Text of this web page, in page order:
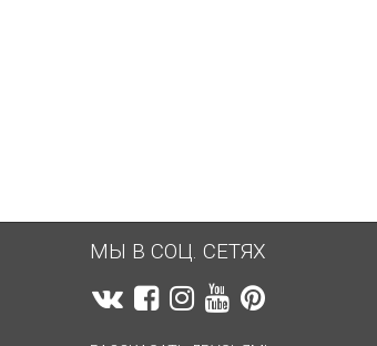
МЫ В СОЦ. СЕТЯХ